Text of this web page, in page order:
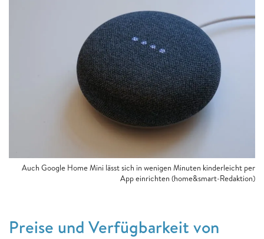
Auch Google Home Mini lässt sich in wenigen Minuten kinderleicht per
App einrichten (home&smart-Redaktion)
Preise und Verfügbarkeit von